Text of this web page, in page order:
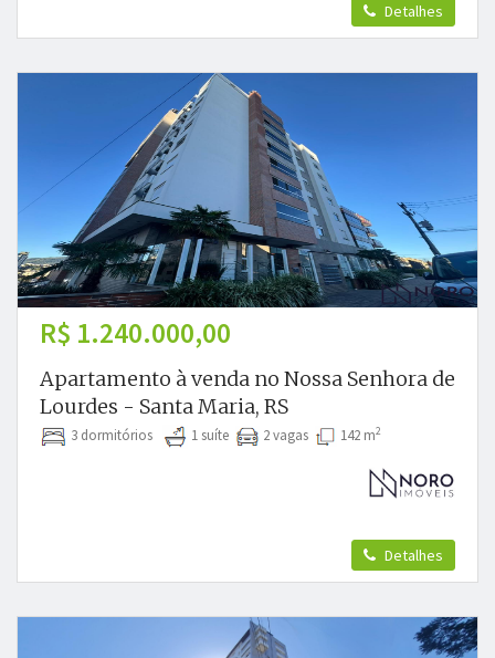
Detalhes
R$ 1.240.000,00
Apartamento à venda no Nossa Senhora de
Lourdes - Santa Maria, RS
3 dormitórios 1 suíte 2 vagas 142 m2
Detalhes